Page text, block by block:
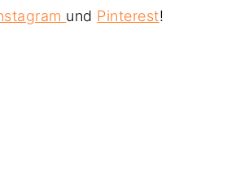
und Pinterest!